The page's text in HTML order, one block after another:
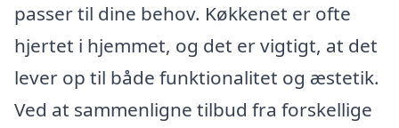
passer til dine behov. Køkkenet er ofte
hjertet i hjemmet, og det er vigtigt, at det
lever op til både funktionalitet og æstetik.
Ved at sammenligne tilbud fra forskellige